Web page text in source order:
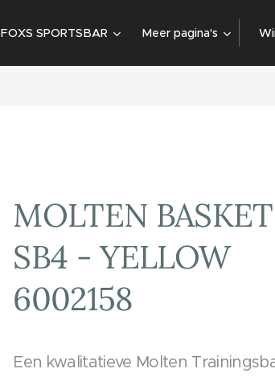
FOXS SPORTSBAR Meer pagina's
MOLTEN
SB4 - YELLOW
6002158
Een kwalitatieve Molten